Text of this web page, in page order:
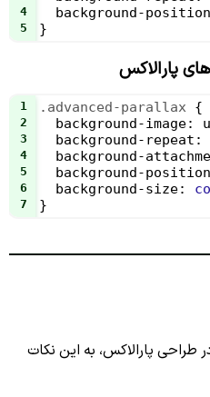
4 background-position
5 }
1 .advanced-parallax {
2 background-image:
3 background-repeat :
4 background-
5 background-position
6 background-size:
7 }
طراحی پارالاکس، به این نکات